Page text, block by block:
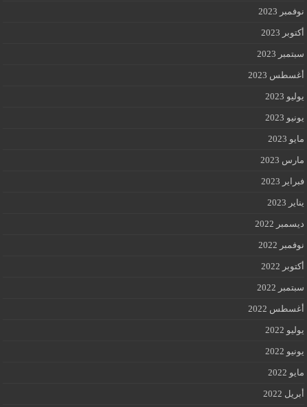
نوفمبر 2023
أكتوبر 2023
سبتمبر 2023
أغسطس 2023
يوليو 2023
يونيو 2023
مايو 2023
مارس 2023
فبراير 2023
يناير 2023
ديسمبر 2022
نوفمبر 2022
أكتوبر 2022
سبتمبر 2022
أغسطس 2022
يوليو 2022
يونيو 2022
مايو 2022
أبريل 2022